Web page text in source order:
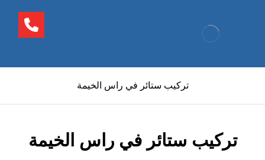
تركيب ستائر في راس الخيمة
تركيب ستائر في راس الخيمة